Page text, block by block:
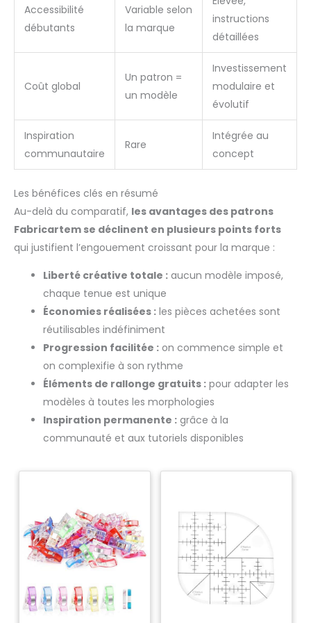
Accessibilité
débutants
Variable selon
la marque
instructions
détaillées
Coût global
Un patron =
un modèle
Investissement
modulaire et
évolutif
Inspiration
communautaire
Rare
Intégrée au
concept
Les bénéfices clés en résumé
Au-delà du comparatif, les avantages des patrons
Fabricartem se déclinent en plusieurs points forts
qui justifient l’engouement croissant pour la marque :
Liberté créative totale : aucun modèle imposé,
chaque tenue est unique
Économies réalisées : les pièces achetées sont
réutilisables indéfiniment
Progression facilitée : on commence simple et
on complexifie à son rythme
Éléments de rallonge gratuits : pour adapter les
modèles à toutes les morphologies
Inspiration permanente : grâce à la
communauté et aux tutoriels disponibles